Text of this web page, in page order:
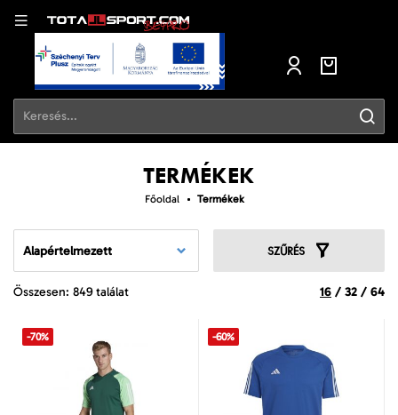
TERMÉKEK
Főoldal Termékek
Alapértelmezett SZŰRÉS
Összesen: 849 találat 16 / 32 / 64
-70% -60%